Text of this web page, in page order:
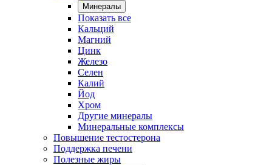
Минералы
Показать все
Кальций
Магний
Цинк
Железо
Селен
Калий
Йод
Хром
Другие минералы
Минеральные комплексы
Повышение тестостерона
Поддержка печени
Полезные жиры